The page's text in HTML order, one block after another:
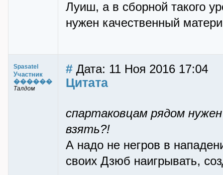
Луиш, а в сборной такого
нужен качественный
Spasatel
Участник
������
Талдом
# Дата: 11 Ноя 2016 17:04
Цитата
спартаковцам рядом
взять?!
А надо не негров в
своих Дзюб наигрывать,